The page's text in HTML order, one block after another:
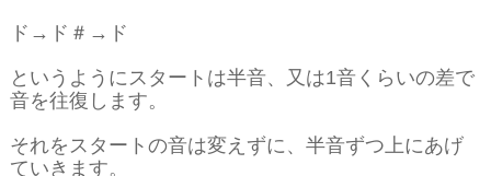
ド→ド＃→ド
というようにスタートは半音、又は1音くらいの差で
音を往復します。
それをスタートの音は変えずに、半音ずつ上にあげ
ていきます。